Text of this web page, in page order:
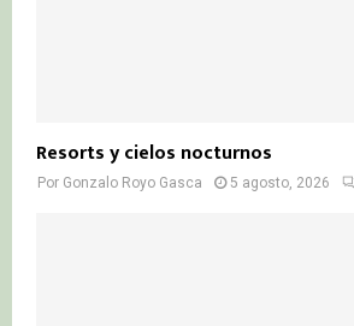
Resorts y cielos nocturnos
Por Gonzalo Royo Gasca 5 agosto, 2026